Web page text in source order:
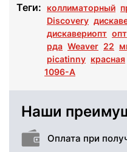
Теги: коллиматорный
Discovery
дискавериопт опт
рда Weaver 22
picatinny красная
1096-A
Наши
Оплата при